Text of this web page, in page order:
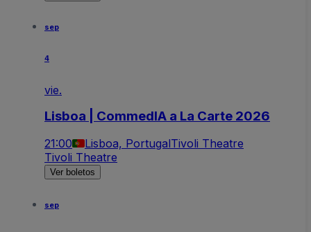
sep
4
vie.
Lisboa | CommedIA a La Carte 2026
21:00 Lisboa, PortugalTivoli Theatre
Tivoli Theatre
Ver boletos
sep